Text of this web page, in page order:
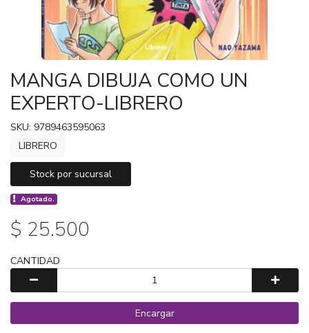
MANGA DIBUJA COMO UN
EXPERTO-LIBRERO
SKU: 9789463595063
LIBRERO
Stock por sucursal
Agotado.
$ 25.500
CANTIDAD
Encargar